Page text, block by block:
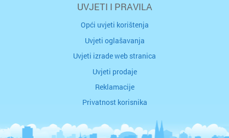
UVJETI I PRAVILA
Opći uvjeti korištenja
Uvjeti oglašavanja
Uvjeti izrade web stranica
Uvjeti prodaje
Reklamacije
Privatnost korisnika